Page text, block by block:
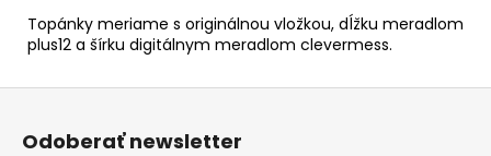
Topánky meriame s originálnou vložkou, dĺžku meradlom
plus12 a šírku digitálnym meradlom clevermess.
Z
Odoberať newsletter